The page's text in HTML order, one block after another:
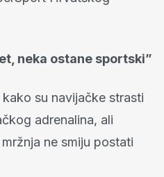
neka ostane sportski”
su navijačke strasti
adrenalina, ali
ne smiju postati